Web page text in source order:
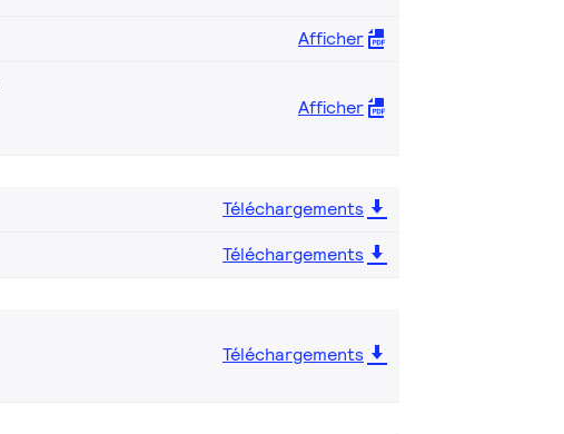
Afficher
Afficher
Téléchargements
Téléchargements
Téléchargements